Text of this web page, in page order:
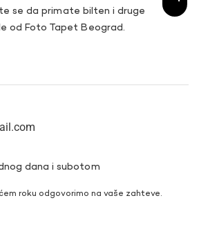
se da primate bilten i druge
od Foto Tapet Beograd.
dana i subotom
roku odgovorimo na vaše zahteve.